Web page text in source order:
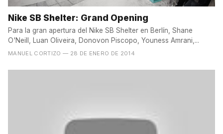
Nike SB Shelter: Grand Opening
Para la gran apertura del Nike SB Shelter en Berlín, Shane
O'Neill, Luan Oliveira, Donovon Piscopo, Youness Amrani,...
MANUEL CORTIZO — 28 DE ENERO DE 2014